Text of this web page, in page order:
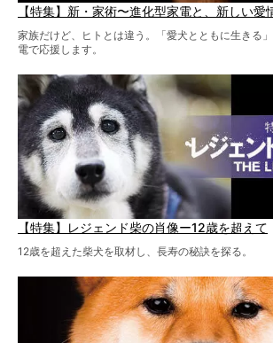
【特集】新・家術〜進化型家電と、新しい愛
家族だけど、ヒトとは違う。「愛犬とともに生きる
電で応援します。
【特集】レジェンド柴の肖像ー12歳を超えて
12歳を超えた柴犬を取材し、長寿の秘訣を探る。